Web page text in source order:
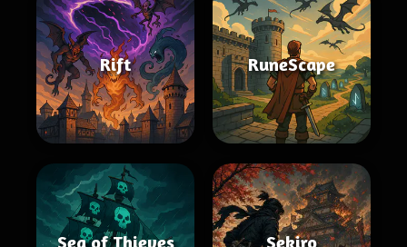
Rift RuneScape
Sea of Thieves Sekiro